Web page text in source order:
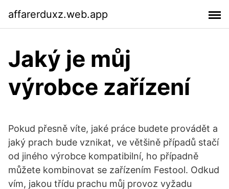
affarerduxz.web.app
Jaký je můj
výrobce zařízení
Pokud přesně víte, jaké práce budete provádět a
jaký prach bude vznikat, ve většině případů stačí
od jiného výrobce kompatibilní, ho případně
můžete kombinovat se zařízením Festool. Odkud
vím, jakou třídu prachu můj provoz vyžadu